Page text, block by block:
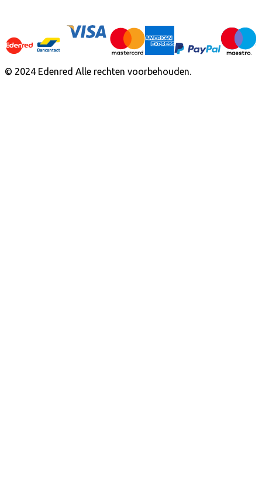
© 2024 Edenred Alle rechten voorbehouden.